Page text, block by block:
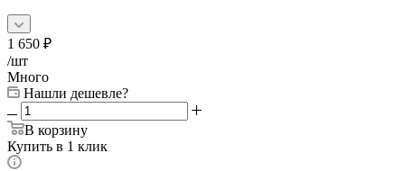
1 650 ₽
/шт
Много
Нашли дешевле?
В корзину
Купить в 1 клик